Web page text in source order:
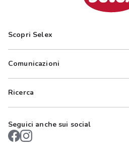
Scopri Selex
Comunicazioni
Ricerca
Seguici anche sui social